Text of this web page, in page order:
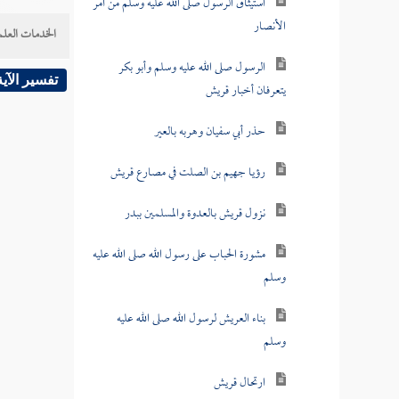
الأنصار
الرسول صلى الله عليه وسلم وأبو بكر
يتعرفان أخبار قريش
حذر أبي سفيان وهربه بالعير
رؤيا جهيم بن الصلت في مصارع قريش
نزول قريش بالعدوة والمسلمين ببدر
مشورة الحباب على رسول الله صلى الله عليه
وسلم
بناء العريش لرسول الله صلى الله عليه
وسلم
ارتحال قريش
الخدمات
تفسير